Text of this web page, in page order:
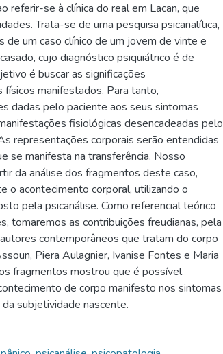
referir-se à clínica do real em Lacan, que
Trata-se de uma pesquisa psicanalítica,
de um caso clínico de um jovem de vinte e
cujo diagnóstico psiquiátrico é de
é buscar as significações
manifestados. Para tanto,
dadas pelo paciente aos seus sintomas
fisiológicas desencadeadas pelo
representações corporais serão entendidas
se manifesta na transferência. Nosso
da análise dos fragmentos deste caso,
o acontecimento corporal, utilizando o
pela psicanálise. Como referencial teórico
tomaremos as contribuições freudianas, pela
contemporâneos que tratam do corpo
Piera Aulagnier, Ivanise Fontes e Maria
fragmentos mostrou que é possível
de corpo manifesto nos sintomas
subjetividade nascente.